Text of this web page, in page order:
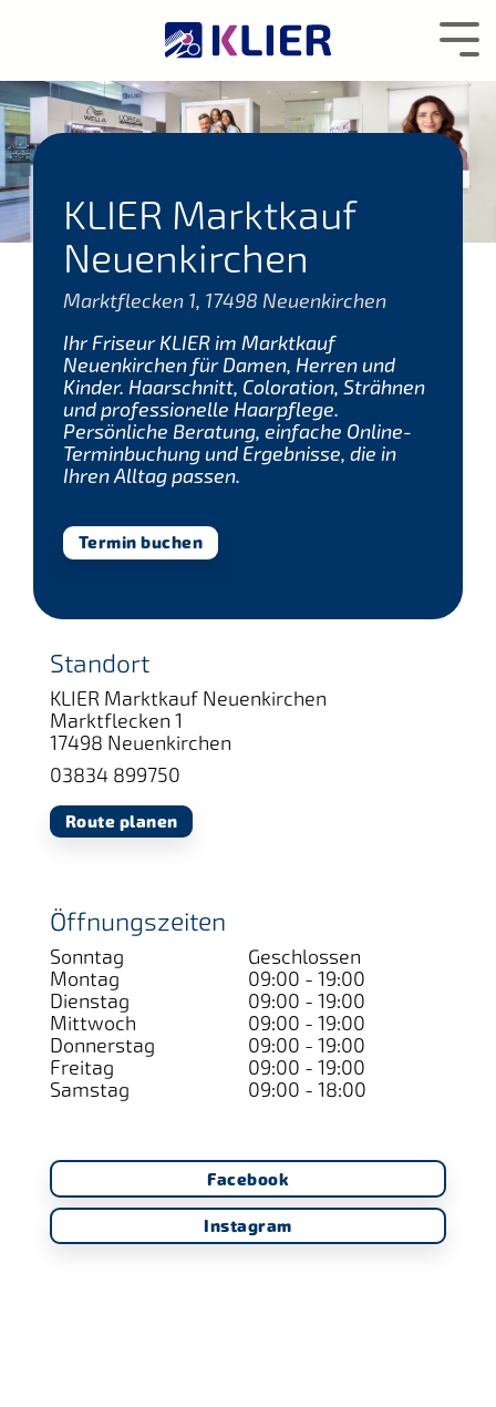
KLIER Marktkauf
Neuenkirchen
Marktflecken 1, 17498 Neuenkirchen
Ihr Friseur KLIER im Marktkauf
Neuenkirchen für Damen, Herren und
Kinder. Haarschnitt, Coloration, Strähnen
und professionelle Haarpflege.
Persönliche Beratung, einfache Online-
Terminbuchung und Ergebnisse, die in
Ihren Alltag passen.
Termin buchen
Standort
KLIER Marktkauf Neuenkirchen
Marktflecken 1
17498 Neuenkirchen
03834 899750
Route planen
Öffnungszeiten
Sonntag
Geschlossen
Montag
09:00 - 19:00
Dienstag
09:00 - 19:00
Mittwoch
09:00 - 19:00
Donnerstag
09:00 - 19:00
Freitag
09:00 - 19:00
Samstag
09:00 - 18:00
Facebook
Instagram